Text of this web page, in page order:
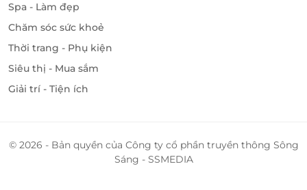
Spa - Làm đẹp
Chăm sóc sức khoẻ
Thời trang - Phụ kiện
Siêu thị - Mua sắm
Giải trí - Tiện ích
© 2026 - Bản quyền của Công ty cổ phần truyền thông Sông
Sáng - SSMEDIA